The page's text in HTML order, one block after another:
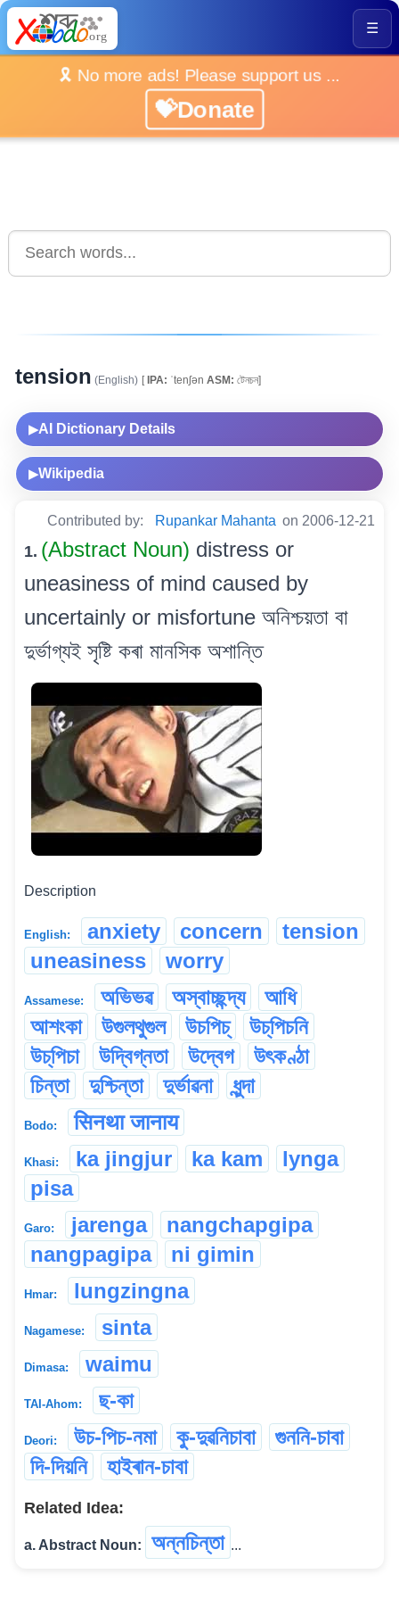
☰
🎗️ No more ads! Please support us ...
💝Donate
tension (English) [IPA: ˈtenʃən ASM: টেনচন]
▶AI Dictionary Details
▶Wikipedia
Contributed by: Rupankar Mahanta on 2006-12-21
1. (Abstract Noun) distress or
uneasiness of mind caused by
uncertainly or misfortune অনিশ্চয়তা বা
দুৰ্ভাগ্যই সৃষ্টি কৰা মানসিক অশান্তি
Description
English: anxiety concern
tension
uneasiness
worry
Assamese: অভিভৱ অস্বাচ্ছন্দ্য
আধি
আশংকা
উগুলথুগুল উচপিচ্‌
উচ্‌পিচনি
উচ্‌পিচা
উদ্বিগ্নতা উদ্বেগ
উৎকণ্ঠা
চিন্তা
দুশ্চিন্তা দুৰ্ভাৱনা ধুন্দা
Bodo: सिनथा जानाय
Khasi: ka jingjur ka kam
lynga
pisa
Garo: jarenga
nangchapgipa
nangpagipa
ni gimin
Hmar: lungzingna
Nagamese: sinta
Dimasa: waimu
TAI-Ahom: ছ-কা
Deori: উচ-পিচ-নমা কু-দুৱনিচাবা
গুননি-চাবা
দি-দিয়নি
হাইৰান-চাবা
Related Idea:
a. Abstract Noun: অন্নচিন্তা ...